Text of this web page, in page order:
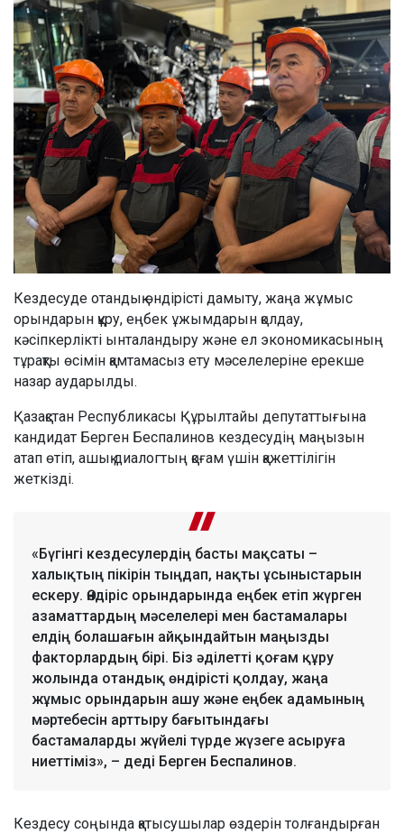
Кездесуде отандық өндірісті дамыту, жаңа жұмыс
орындарын құру, еңбек ұжымдарын қолдау,
кәсіпкерлікті ынталандыру және ел экономикасының
тұрақты өсімін қамтамасыз ету мәселелеріне ерекше
назар аударылды.
Қазақстан Республикасы Құрылтайы депутаттығына
кандидат Берген Беспалинов кездесудің маңызын
атап өтіп, ашық диалогтың қоғам үшін қажеттілігін
жеткізді.
«Бүгінгі кездесулердің басты мақсаты –
халықтың пікірін тыңдап, нақты ұсыныстарын
ескеру. Өндіріс орындарында еңбек етіп жүрген
азаматтардың мәселелері мен бастамалары
елдің болашағын айқындайтын маңызды
факторлардың бірі. Біз әділетті қоғам құру
жолында отандық өндірісті қолдау, жаңа
жұмыс орындарын ашу және еңбек адамының
мәртебесін арттыру бағытындағы
бастамаларды жүйелі түрде жүзеге асыруға
ниеттіміз», – деді Берген Беспалинов.
Кездесу соңында қатысушылар өздерін толғандырған